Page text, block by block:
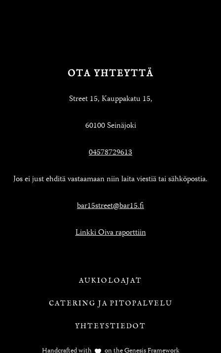
OTA YHTEYTTÄ
Street 15, Kauppakatu 15,
60100 Seinäjoki
04578729613
Jos ei just ehditä vastaamaan niin laita viestiä tai sähköpostia.
bar15street@bar15.fi
Linkki Oiva raporttiin
AUKIOLOAJAT
CATERING JA PITOPALVELU
YHTEYSTIEDOT